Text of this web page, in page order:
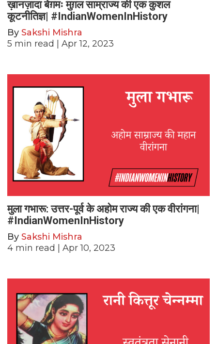
ख़ानज़ादा बेग़मः मुग़ल साम्राज्य की एक कुशल
कूटनीतिज्ञ| #IndianWomenInHistory
By Sakshi Mishra
5 min read | Apr 12, 2023
मुला गभारू: उत्तर-पूर्व के अहोम राज्य की एक वीरांगना|
#IndianWomenInHistory
By Sakshi Mishra
4 min read | Apr 10, 2023